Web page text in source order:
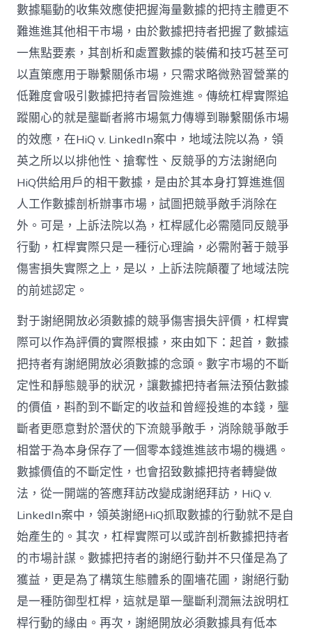
數據驅動的收集效應使把握海量數據的把持主體更不
難進進其他相干市場，由於數據把持者把握了數據這
一焦點要素，其剖析和處置數據的裝備和技巧甚至可
以直策應用于聯繫關係市場，只需求略微熟習營業的
低難度會吸引數據把持者冒險進進。傳統杠桿實際追
蹤關心的就是壟斷者將市場氣力傳導到聯繫關係市場
的效應，在HiQ v. LinkedIn案中，地域法院以為，領
英之所以以排他性、搶奪性、反競爭的方法謝絕向
HiQ供給用戶的相干數據，是由於其本身打算進進個
人工作數據剖析辦事市場，試圖把競爭敵手消除在
外。可是，上訴法院以為，杠桿感化必需隨同反競爭
行動，杠桿實際只是一種衍心理論，必需附著于競爭
傷害損失實際之上，是以，上訴法院顛覆了地域法院
的前述認定。
對于謝絕開放必須數據的競爭傷害損失評價，杠桿實
際可以作為評價的實際根據，來由如下：起首，數據
把持者有謝絕開放必須數據的念頭。數字市場的不斷
定性和靜態競爭的狀況，讓數據把持者無法預估數據
的價值，斟酌到不斷定的收益和曾經投進的本錢，壟
斷者更愿意對於潛伏的下流競爭敵手，消除競爭敵手
相當于為本身保存了一個零本錢進進該市場的機遇。
數據價值的不斷定性，也會招致數據把持者轉變做
法，從一開端的答應拜訪改變成謝絕拜訪，HiQ v.
LinkedIn案中，領英謝絕HiQ抓取數據的行動就不是自
始產生的。其次，杠桿實際可以或許剖析數據把持者
的市場計謀。數據把持者的謝絕行動并不只僅是為了
獲益，更是為了構筑生態體系的圍墻花圃，謝絕行動
是一種防御型杠桿，這就是單一壟斷利潤無法說明杠
桿行動的緣由。再次，謝絕開放必須數據具有低本